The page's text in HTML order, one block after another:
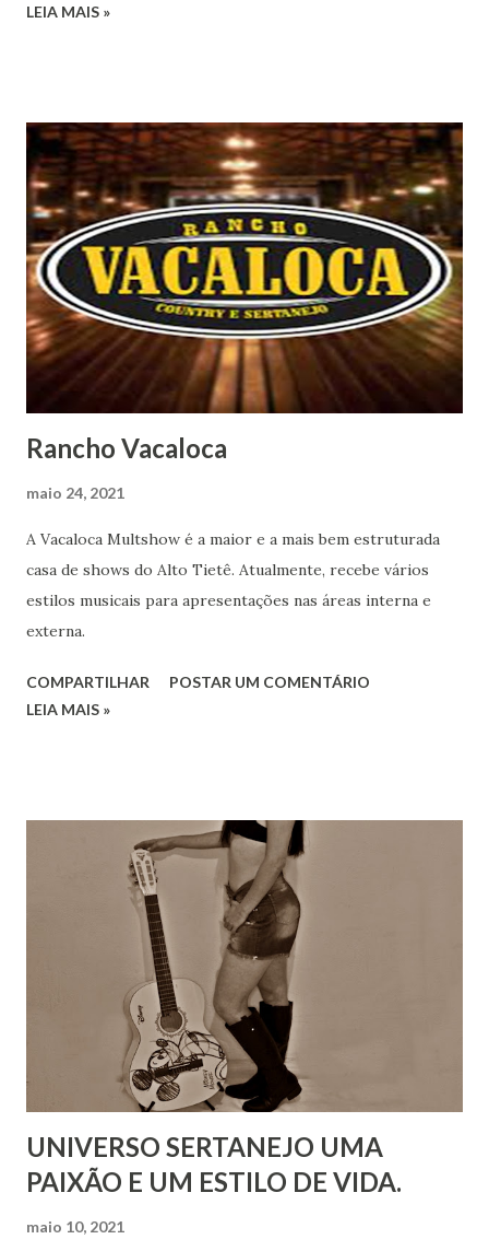
LEIA MAIS »
Rancho Vacaloca
maio 24, 2021
A Vacaloca Multshow é a maior e a mais bem estruturada
casa de shows do Alto Tietê. Atualmente, recebe vários
estilos musicais para apresentações nas áreas interna e
externa.
COMPARTILHAR
POSTAR UM COMENTÁRIO
LEIA MAIS »
UNIVERSO SERTANEJO UMA
PAIXÃO E UM ESTILO DE VIDA.
maio 10, 2021